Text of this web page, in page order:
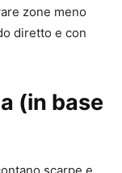
zone meno
diretto e con
(in base